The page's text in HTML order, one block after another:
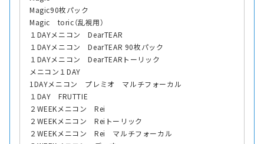
Magic90枚パック
Magic toric（乱視用）
１DAYメニコン DearTEAR
１DAYメニコン DearTEAR 90枚パック
１DAYメニコン DearTEARトーリック
メニコン１DAY
1DAYメニコン プレミオ マルチフォーカル
１DAY FRUTTIE
２WEEKメニコン Rei
２WEEKメニコン Reiトーリック
２WEEKメニコン Rei マルチフォーカル